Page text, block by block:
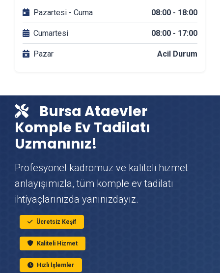
Ataevler Banyo Tadilatı
Ataevler DuşaKabin Montajı
Ataevler Vinç Kiralama
Ataevler Mutfak Tadilatı
Ataevler Çatı Ustası
Ataevler Fayans & Seramik Ustası
Ataevler Prefabrik Ev Yapımı
Ataevler Ahşap Ev Yapımı
Pazartesi - Cuma 08:00 - 18:00
Cumartesi 08:00 - 17:00
Pazar Acil Durum
Bursa Ataevler
Komple Ev Tadilatı
Uzmanınız!
Profesyonel kadromuz ve kaliteli hizmet
anlayışımızla, tüm komple ev tadilatı
ihtiyaçlarınızda yanınızdayız.
Ücretsiz Keşif
Kaliteli Hizmet
Hızlı İşlemler